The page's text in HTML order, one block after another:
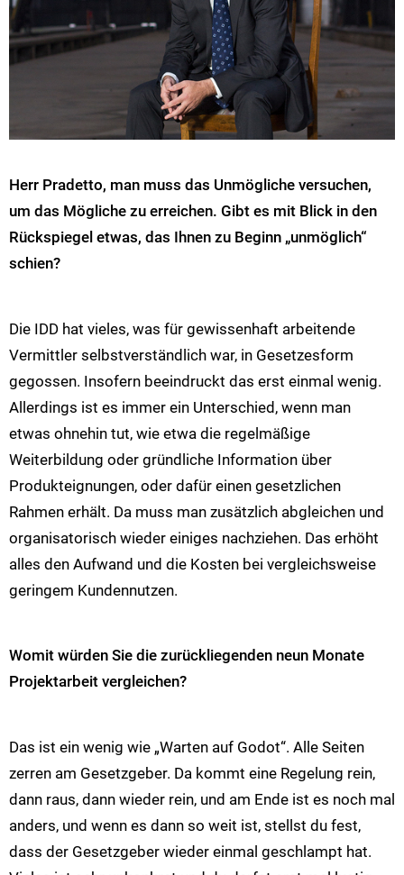
Herr Pradetto, man muss das Unmögliche versuchen,
um das Mögliche zu erreichen. Gibt es mit Blick in den
Rückspiegel etwas, das Ihnen zu Beginn „unmöglich“
schien?
Die IDD hat vieles, was für gewissenhaft arbeitende
Vermittler selbstverständlich war, in Gesetzesform
gegossen. Insofern beeindruckt das erst einmal wenig.
Allerdings ist es immer ein Unterschied, wenn man
etwas ohnehin tut, wie etwa die regelmäßige
Weiterbildung oder gründliche Information über
Produkteignungen, oder dafür einen gesetzlichen
Rahmen erhält. Da muss man zusätzlich abgleichen und
organisatorisch wieder einiges nachziehen. Das erhöht
alles den Aufwand und die Kosten bei vergleichsweise
geringem Kundennutzen.
Womit würden Sie die zurückliegenden neun Monate
Projektarbeit vergleichen?
Das ist ein wenig wie „Warten auf Godot“. Alle Seiten
zerren am Gesetzgeber. Da kommt eine Regelung rein,
dann raus, dann wieder rein, und am Ende ist es noch mal
anders, und wenn es dann so weit ist, stellst du fest,
dass der Gesetzgeber wieder einmal geschlampt hat.